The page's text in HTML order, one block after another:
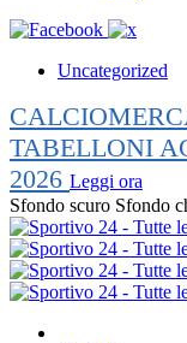
Uncategorized
TABELLONI
2026 Leggi ora
Sfondo scuro Sfondo